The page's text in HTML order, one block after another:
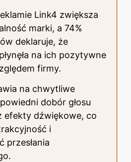
Link4 zwiększa
marki, a 74%
deklaruje, że
na ich pozytywne
firmy.
na chwytliwe
dobór głosu
efekty dźwiękowe, co
i
przesłania